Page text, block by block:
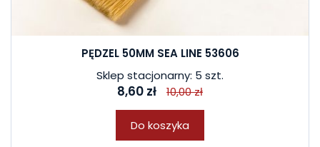
PĘDZEL 50MM SEA LINE 53606
Sklep stacjonarny: 5 szt.
8,60 zł 10,00 zł
Do koszyka